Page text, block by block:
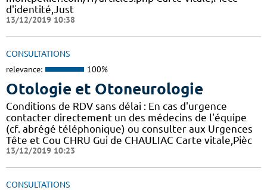
d'identité,Just
13/12/2019 10:38
CONSULTATIONS
relevance: 100%
Otologie et Otoneurologie
Conditions de RDV sans délai : En cas d'urgence
contacter directement un des médecins de l'équipe
(cf. abrégé téléphonique) ou consulter aux Urgences
Tête et Cou CHRU Gui de CHAULIAC Carte vitale,Pièc
13/12/2019 10:23
CONSULTATIONS